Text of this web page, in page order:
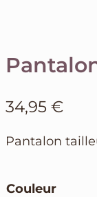
34,95 €
Pantalon
Couleur